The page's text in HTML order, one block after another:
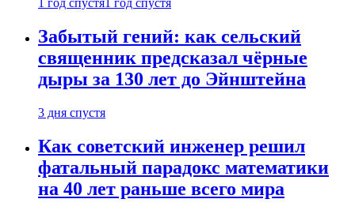
1 год спустя 1 год спустя
Забытый гений: как сельский
священник предсказал чёрные
дыры за 130 лет до Эйнштейна
3 дня спустя
Как советский инженер решил
фатальный парадокс математики
на 40 лет раньше всего мира